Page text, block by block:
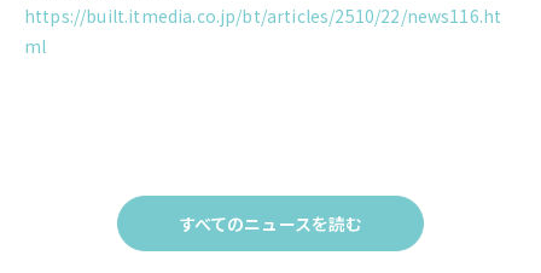
https://built.itmedia.co.jp/bt/articles/2510/22/news116.ht
ml
すべてのニュースを読む
Click
to